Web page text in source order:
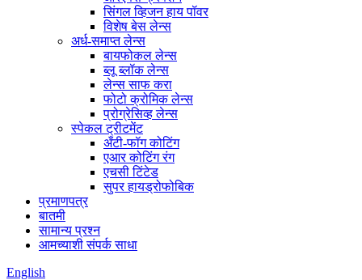
सिंगल व्हिजन हाय पॉवर
विशेष बेस लेन्स
अर्ध-समाप्त लेन्स
बायफोकल लेन्स
ब्लू ब्लॉक लेन्स
लेन्स साफ करा
फोटो क्रोमिक लेन्स
प्रोग्रेसिव्ह लेन्स
स्पेकल ट्रीटमेंट
अँटी-फॉग कोटिंग
एआर कोटिंग रंग
एचसी टिंटेड
सुपर हायड्रोफोबिक
प्रमाणपत्र
बातमी
सामान्य प्रश्न
आमच्याशी संपर्क साधा
English